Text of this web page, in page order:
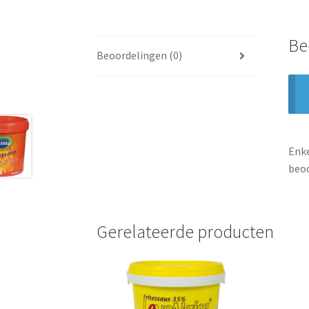
Beoordelingen (0)
Gerelateerde producten